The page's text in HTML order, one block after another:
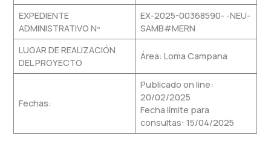
EXPEDIENTE
ADMINISTRATIVO Nº
EX-2025-00368590- -NEU-
SAMB#MERN
LUGAR DE REALIZACIÓN
DEL PROYECTO
Área: Loma Campana
Fechas:
Publicado on line:
20/02/2025
Fecha límite para
consultas: 15/04/2025